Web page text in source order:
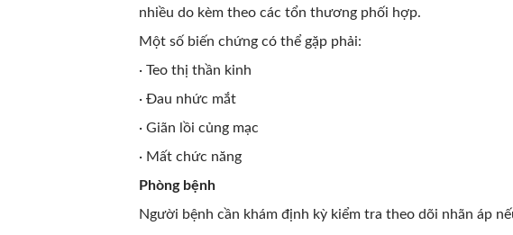
nhiều do kèm theo các tổn thương phối hợp.
Một số biến chứng có thể gặp phải:
· Teo thị thần kinh
· Đau nhức mắt
· Giãn lồi củng mạc
· Mất chức năng
Phòng bệnh
Người bệnh cần khám định kỳ kiểm tra theo dõi nhãn áp